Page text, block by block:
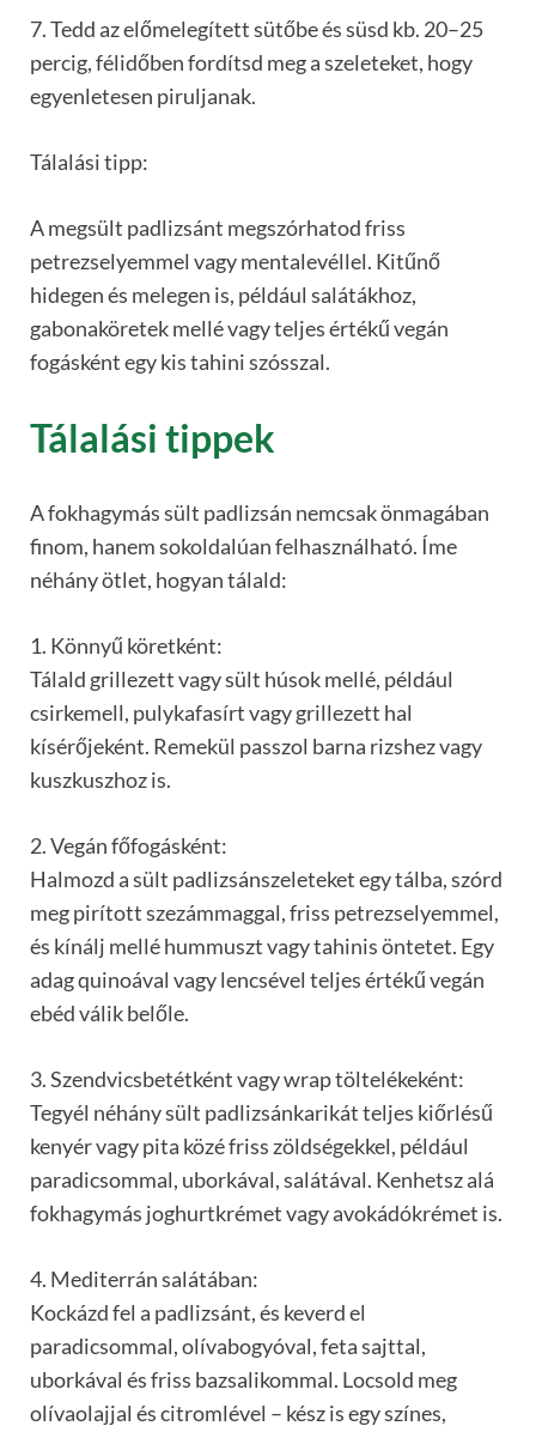
7. Tedd az előmelegített sütőbe és süsd kb. 20–25
percig, félidőben fordítsd meg a szeleteket, hogy
egyenletesen piruljanak.
Tálalási tipp:
A megsült padlizsánt megszórhatod friss
petrezselyemmel vagy mentalevéllel. Kitűnő
hidegen és melegen is, például salátákhoz,
gabonaköretek mellé vagy teljes értékű vegán
fogásként egy kis tahini szósszal.
Tálalási tippek
A fokhagymás sült padlizsán nemcsak önmagában
finom, hanem sokoldalúan felhasználható. Íme
néhány ötlet, hogyan tálald:
1. Könnyű köretként:
Tálald grillezett vagy sült húsok mellé, például
csirkemell, pulykafasírt vagy grillezett hal
kísérőjeként. Remekül passzol barna rizshez vagy
kuszkuszhoz is.
2. Vegán főfogásként:
Halmozd a sült padlizsánszeleteket egy tálba, szórd
meg pirított szezámmaggal, friss petrezselyemmel,
és kínálj mellé hummuszt vagy tahinis öntetet. Egy
adag quinoával vagy lencsével teljes értékű vegán
ebéd válik belőle.
3. Szendvicsbetétként vagy wrap töltelékeként:
Tegyél néhány sült padlizsánkarikát teljes kiőrlésű
kenyér vagy pita közé friss zöldségekkel, például
paradicsommal, uborkával, salátával. Kenhetsz alá
fokhagymás joghurtkrémet vagy avokádókrémet is.
4. Mediterrán salátában:
Kockázd fel a padlizsánt, és keverd el
paradicsommal, olívabogyóval, feta sajttal,
uborkával és friss bazsalikommal. Locsold meg
olívaolajjal és citromlével – kész is egy színes,